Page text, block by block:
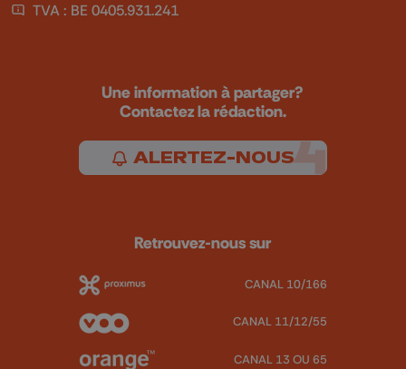
TVA : BE 0405.931.241
Une information à partager?
Contactez la rédaction.
ALERTEZ-NOUS
Retrouvez-nous sur
CANAL 10/166
CANAL 11/12/55
CANAL 13 OU 65